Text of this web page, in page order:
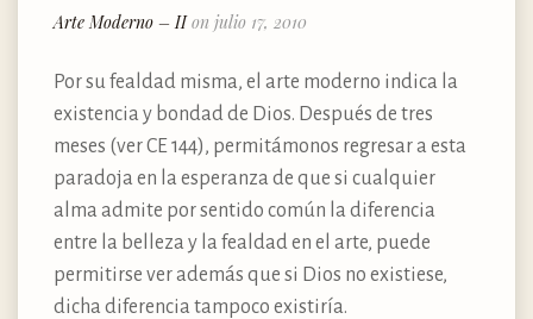
Arte Moderno – IIon julio 17, 2010
Por su fealdad misma, el arte moderno indica la
existencia y bondad de Dios. Después de tres
meses (ver CE 144), permitámonos regresar a esta
paradoja en la esperanza de que si cualquier
alma admite por sentido común la diferencia
entre la belleza y la fealdad en el arte, puede
permitirse ver además que si Dios no existiese,
dicha diferencia tampoco existiría.